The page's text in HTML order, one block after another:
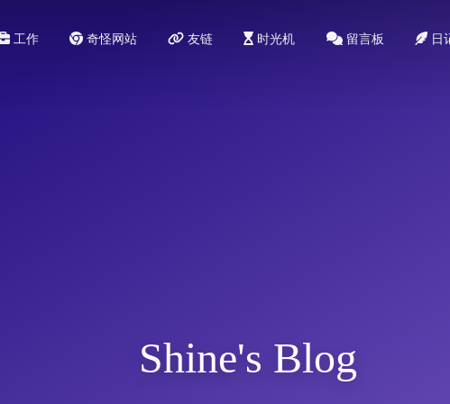
工作 奇怪网站 友链 时光机 留言板 日
Shine's Blog